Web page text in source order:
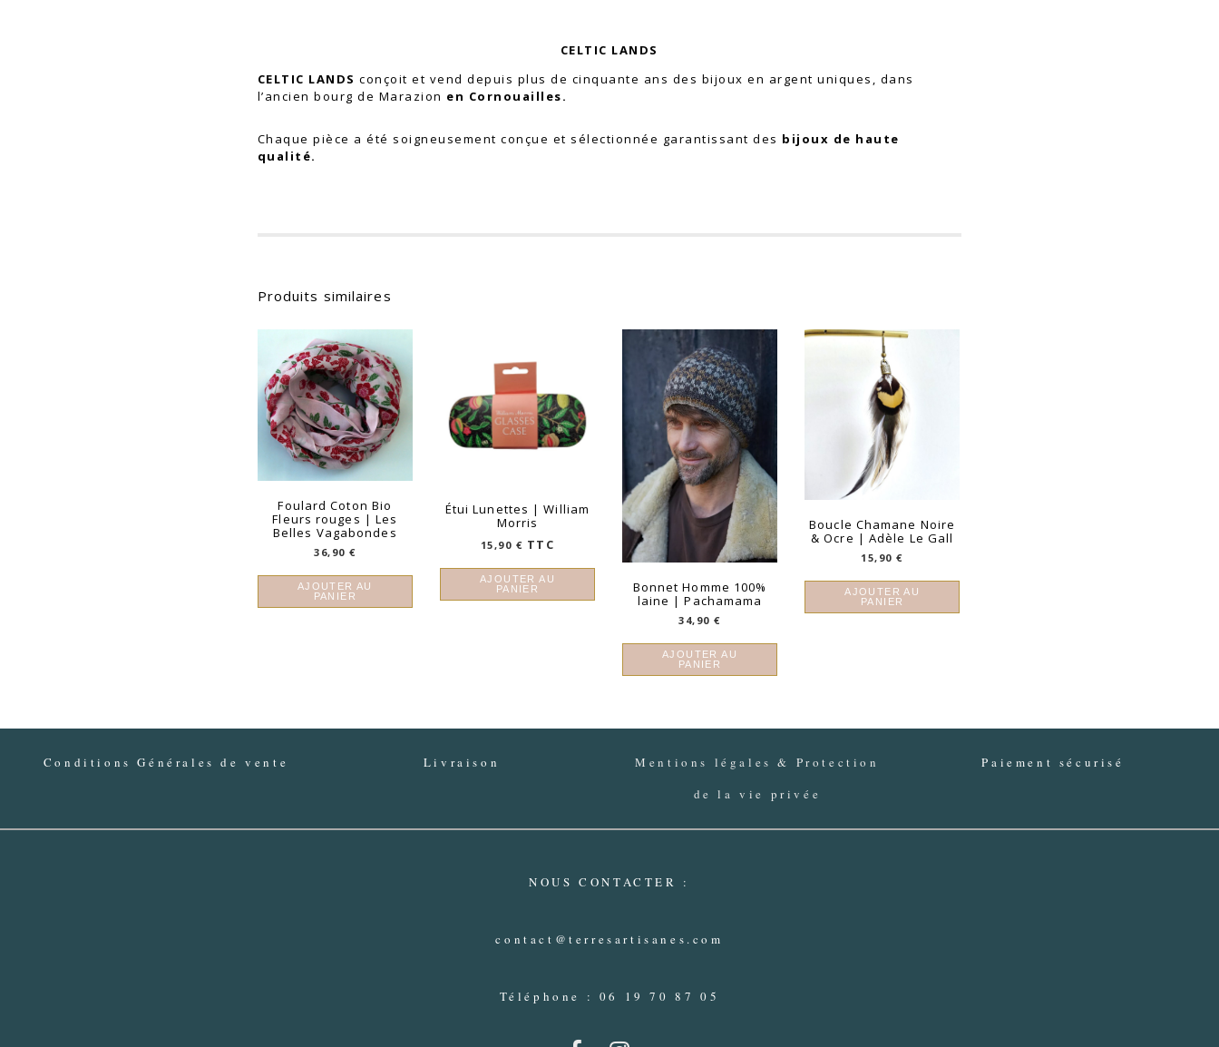
CELTIC LANDS
CELTIC LANDS conçoit et vend depuis plus de cinquante ans des bijoux en argent uniques, dans
l’ancien bourg de Marazion en Cornouailles.
Chaque pièce a été soigneusement conçue et sélectionnée garantissant des bijoux de haute
qualité.
Produits similaires
Foulard Coton Bio
Fleurs rouges | Les
Belles Vagabondes
36,90€
AJOUTER AU
PANIER
Étui Lunettes | William
Morris
15,90 € TTC
AJOUTER AU
PANIER
Bonnet Homme 100%
laine | Pachamama
34,90€
AJOUTER AU
PANIER
Boucle Chamane Noire
& Ocre | Adèle Le Gall
15,90€
AJOUTER AU
PANIER
Conditions Générales de vente Livraison
Mentions légales & Protection
de la vie privée
Paiement sécurisé
NOUS CONTACTER :
contact@terresartisanes.com
Téléphone : 06 19 70 87 05